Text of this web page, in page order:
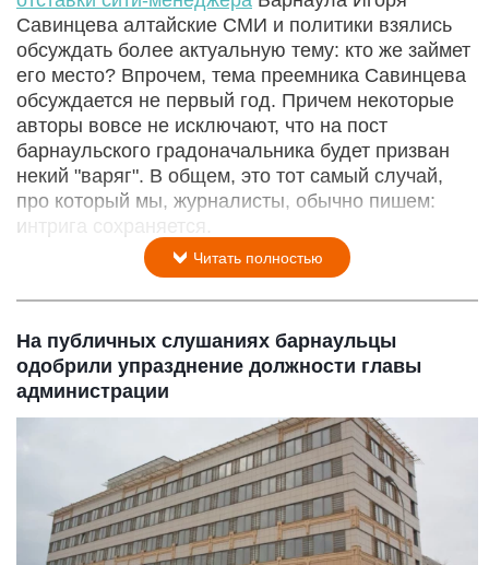
Савинцева алтайские СМИ и политики взялись
обсуждать более актуальную тему: кто же займет
его место? Впрочем, тема преемника Савинцева
обсуждается не первый год. Причем некоторые
авторы вовсе не исключают, что на пост
барнаульского градоначальника будет призван
некий "варяг". В общем, это тот самый случай,
про который мы, журналисты, обычно пишем:
интрига сохраняется.
Читать полностью
На публичных слушаниях барнаульцы
одобрили упразднение должности главы
администрации